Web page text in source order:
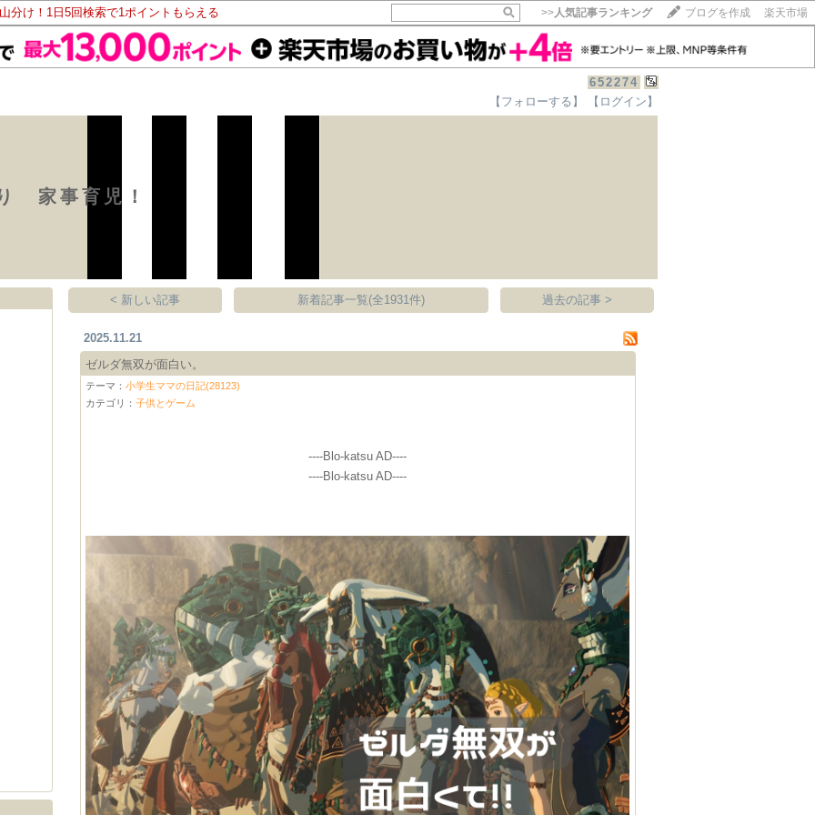
分け！1日5回検索で1ポイントもらえる >>人気記事ランキング ブログを作成 楽天市場
652274
【フォローする】 【ログイン】
家事育児！
< 新しい記事 新着記事一覧(全1931件) 過去の記事 >
2025.11.21
ゼルダ無双が面白い。
テーマ：小学生ママの日記(28123)
カテゴリ：子供とゲーム
----Blo-katsu AD----
----Blo-katsu AD----